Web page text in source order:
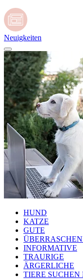
Neuigkeiten
HUND
KATZE
GUTE
INFORMATIVE
TRAURIGE
ÄRGERLICHE
TIERE SUCHEN